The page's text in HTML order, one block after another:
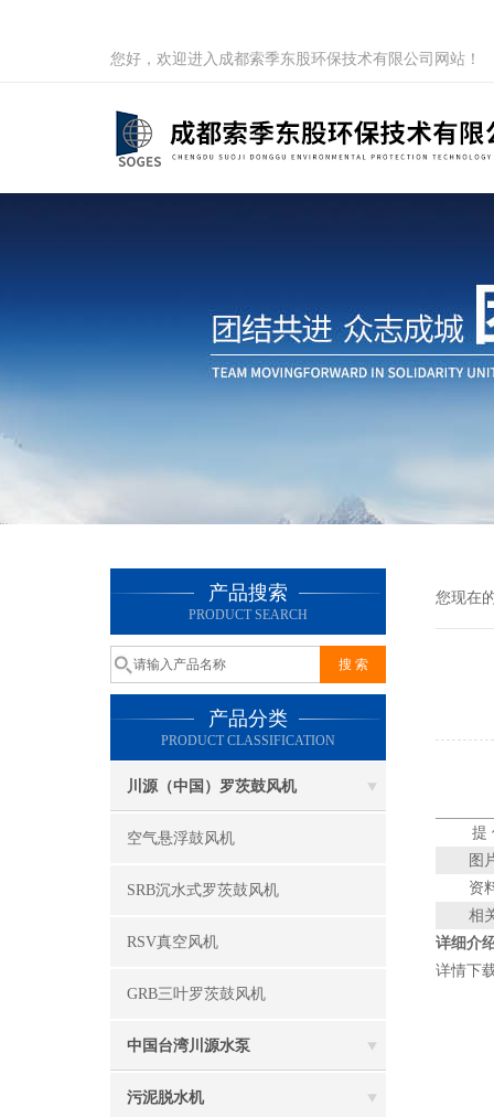
您好，欢迎进入成都索季东股环保技术有限公司网站！
产品搜索
PRODUCT SEARCH
产品分类
PRODUCT CLASSIFICATION
川源（中国）罗茨鼓风机
空气悬浮鼓风机
SRB沉水式罗茨鼓风机
RSV真空风机
GRB三叶罗茨鼓风机
中国台湾川源水泵
污泥脱水机
您现在
提
图
资
相
详细介
详情下